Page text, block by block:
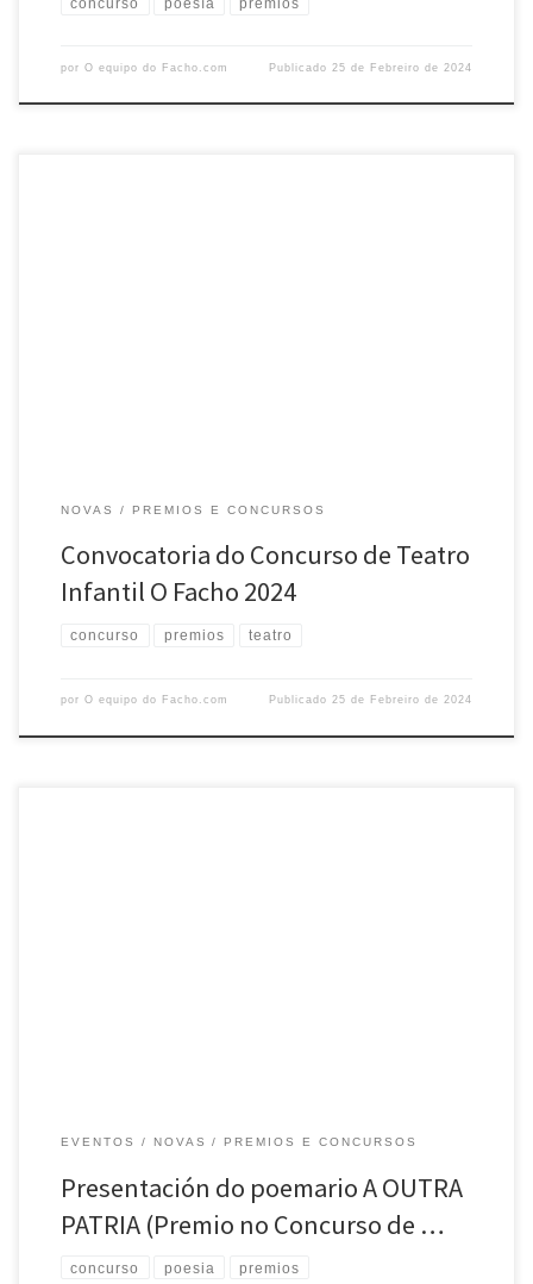
por O equipo do Facho.com Publicado25 de Febreiro de 2024
NOVAS PREMIOS E CONCURSOS
Convocatoria do Concurso de Teatro
Infantil O Facho 2024
concurso premios teatro
por O equipo do Facho.com Publicado25 de Febreiro de 2024
EVENTOS NOVAS PREMIOS E CONCURSOS
Presentación do poemario A OUTRA
PATRIA (Premio no Concurso de …
concurso poesia premios